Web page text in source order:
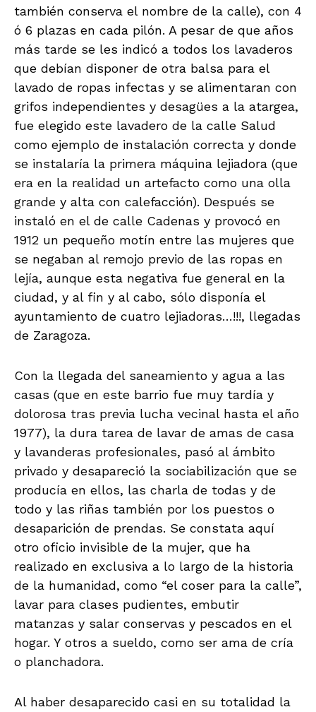
también conserva el nombre de la calle), con 4
ó 6 plazas en cada pilón. A pesar de que años
más tarde se les indicó a todos los lavaderos
que debían disponer de otra balsa para el
lavado de ropas infectas y se alimentaran con
grifos independientes y desagües a la atargea,
fue elegido este lavadero de la calle Salud
como ejemplo de instalación correcta y donde
se instalaría la primera máquina lejiadora (que
era en la realidad un artefacto como una olla
grande y alta con calefacción). Después se
instaló en el de calle Cadenas y provocó en
1912 un pequeño motín entre las mujeres que
se negaban al remojo previo de las ropas en
lejía, aunque esta negativa fue general en la
ciudad, y al fin y al cabo, sólo disponía el
ayuntamiento de cuatro lejiadoras…!!!, llegadas
de Zaragoza.
Con la llegada del saneamiento y agua a las
casas (que en este barrio fue muy tardía y
dolorosa tras previa lucha vecinal hasta el año
1977), la dura tarea de lavar de amas de casa
y lavanderas profesionales, pasó al ámbito
privado y desapareció la sociabilización que se
producía en ellos, las charla de todas y de
todo y las riñas también por los puestos o
desaparición de prendas. Se constata aquí
otro oficio invisible de la mujer, que ha
realizado en exclusiva a lo largo de la historia
de la humanidad, como “el coser para la calle”,
lavar para clases pudientes, embutir
matanzas y salar conservas y pescados en el
hogar. Y otros a sueldo, como ser ama de cría
o planchadora.
Al haber desaparecido casi en su totalidad la